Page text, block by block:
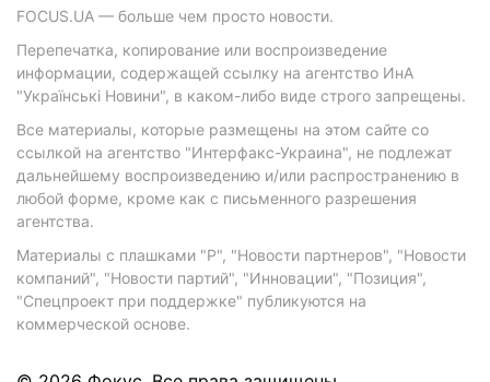
FOCUS.UA — больше чем просто новости.
Перепечатка, копирование или воспроизведение
информации, содержащей ссылку на агентство ИнА
"Українські Новини", в каком-либо виде строго запрещены.
Все материалы, которые размещены на этом сайте со
ссылкой на агентство "Интерфакс-Украина", не подлежат
дальнейшему воспроизведению и/или распространению в
любой форме, кроме как с письменного разрешения
агентства.
Материалы с плашками "Р", "Новости партнеров", "Новости
компаний", "Новости партий", "Инновации", "Позиция",
"Спецпроект при поддержке" публикуются на
коммерческой основе.